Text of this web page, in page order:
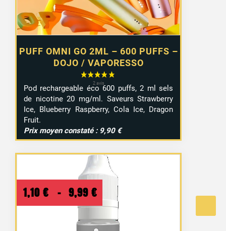
PUFF OMNI GO 2ML – 600 PUFFS –
DOJO / VAPORESSO
Pod rechargeable éco 600 puffs, 2 ml sels
de nicotine 20 mg/ml. Saveurs Strawberry
Ice, Blueberry Raspberry, Cola Ice, Dragon
Fruit.
Prix moyen constaté : 9,90 €
1,10 € – 9,99 €
Plage
de